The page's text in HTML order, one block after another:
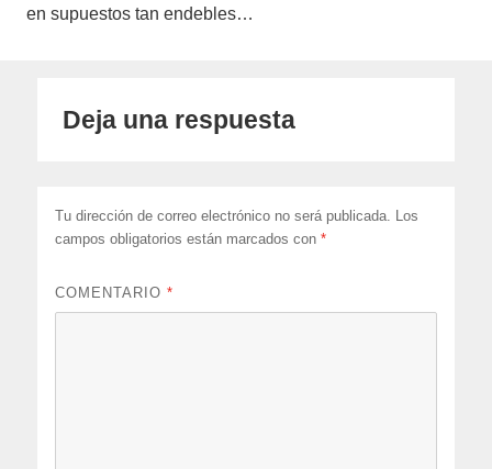
en supuestos tan endebles…
Deja una respuesta
Tu dirección de correo electrónico no será publicada. Los
campos obligatorios están marcados con*
COMENTARIO*